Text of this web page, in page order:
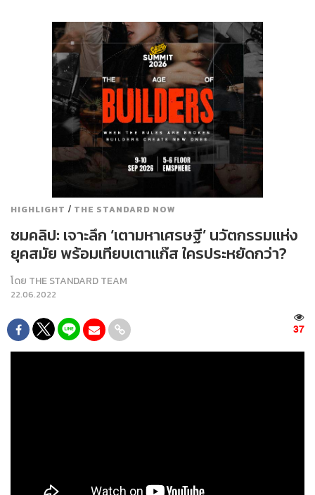
HIGHLIGHT / THE STANDARD NOW
ชมคลิป: เจาะลึก ‘เตามหาเศรษฐี’ นวัตกรรมแห่ง
ยุคสมัย พร้อมเทียบเตาแก๊ส ใครประหยัดกว่า?
โดย THE STANDARD TEAM
22.06.2022
37